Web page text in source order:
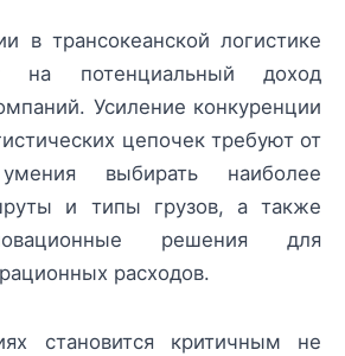
в трансокеанской логистике
на потенциальный доход
Усиление конкуренции
цепочек требуют от
умения выбирать наиболее
и типы грузов, а также
решения для
расходов.
становится критичным не